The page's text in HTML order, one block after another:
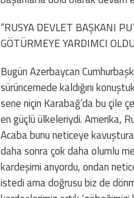
“RUSYA DEVLET BAŞKANI
GÖTÜRMEYE YARDIMCI
Bugün Azerbaycan
sürüncemede kaldığını
sene niçin Karabağ’da bu çile
en güçlü ülkeleriydi. Amerika,
Acaba bunu neticeye
daha sonra çok daha olumlu
kardeşimi arıyordu, ondan
istedi ama doğrusu biz de